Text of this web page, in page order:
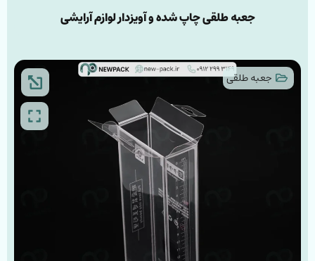
جعبه طلقی چاپ شده و آویز‌دار لوازم آرایشی
جعبه طلقی